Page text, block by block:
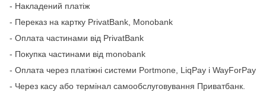
- Накладений платіж
- Переказ на картку PrivatBank, Monobank
- Оплата частинами від PrivatBank
- Покупка частинами від monobank
- Оплата через платіжні системи Portmone, LiqPay і WayForPay
- Через касу або термінал самообслуговування Приватбанк.